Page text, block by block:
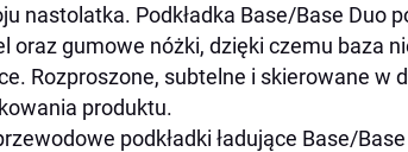
nastolatka. Podkładka Base/Base Duo
oraz gumowe nóżki, dzięki czemu baza
Rozproszone, subtelne i skierowane w
produktu.
podkładki ładujące Base/